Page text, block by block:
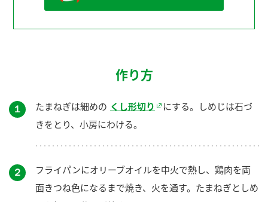
作り方
１ たまねぎは細めの くし形切り
にする。しめじは石づ
きをとり、小房にわける。
２
フライパンにオリーブオイルを中火で熱し、鶏肉を両
面きつね色になるまで焼き、火を通す。たまねぎとしめ